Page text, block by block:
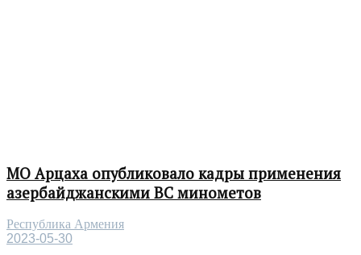
МО Арцаха опубликовало кадры применения
азербайджанскими ВС минометов
Республика Армения
2023-05-30